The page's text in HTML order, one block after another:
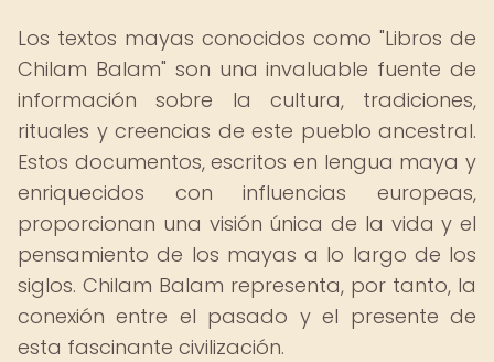
Los textos mayas conocidos como "Libros de
Chilam Balam" son una invaluable fuente de
información sobre la cultura, tradiciones,
rituales y creencias de este pueblo ancestral.
Estos documentos, escritos en lengua maya y
enriquecidos con influencias europeas,
proporcionan una visión única de la vida y el
pensamiento de los mayas a lo largo de los
siglos. Chilam Balam representa, por tanto, la
conexión entre el pasado y el presente de
esta fascinante civilización.